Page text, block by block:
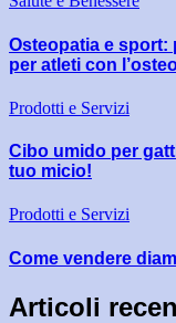
Osteopatia e sport:
per atleti con
Prodotti e Servizi
Cibo umido per
tuo micio!
Prodotti e Servizi
Come vendere
Articoli